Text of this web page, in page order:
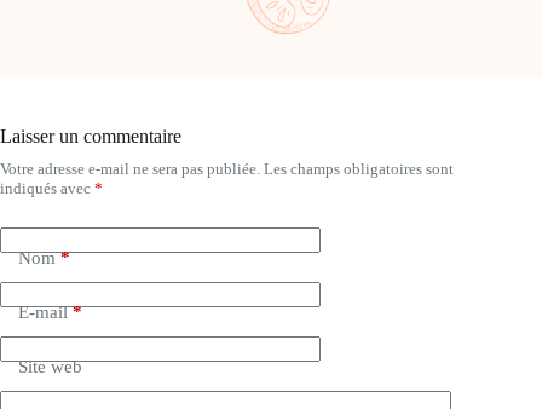
Laisser un commentaire
Votre adresse e-mail ne sera pas publiée. Les champs obligatoires sont
indiqués avec *
Nom*
E-mail*
Site web
A
l
r
n
v
e